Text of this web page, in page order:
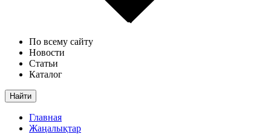
По всему сайту
Новости
Статьи
Каталог
Найти
Главная
Жаңалықтар